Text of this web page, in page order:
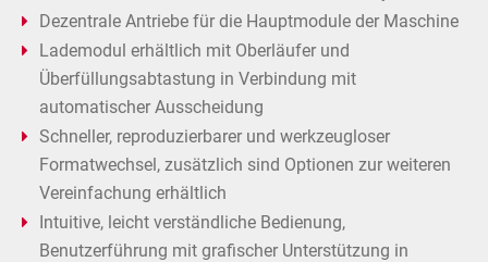
Dezentrale Antriebe für die Hauptmodule der Maschine
Lademodul erhältlich mit Oberläufer und
Überfüllungsabtastung in Verbindung mit
automatischer Ausscheidung
Schneller, reproduzierbarer und werkzeugloser
Formatwechsel, zusätzlich sind Optionen zur weiteren
Vereinfachung erhältlich
Intuitive, leicht verständliche Bedienung,
Benutzerführung mit grafischer Unterstützung in